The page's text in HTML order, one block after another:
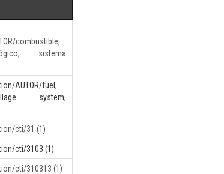
combustible,
sistema
AUTOR/fuel,
system,
cti/31 (1)
cti/3103 (1)
cti/310313 (1)